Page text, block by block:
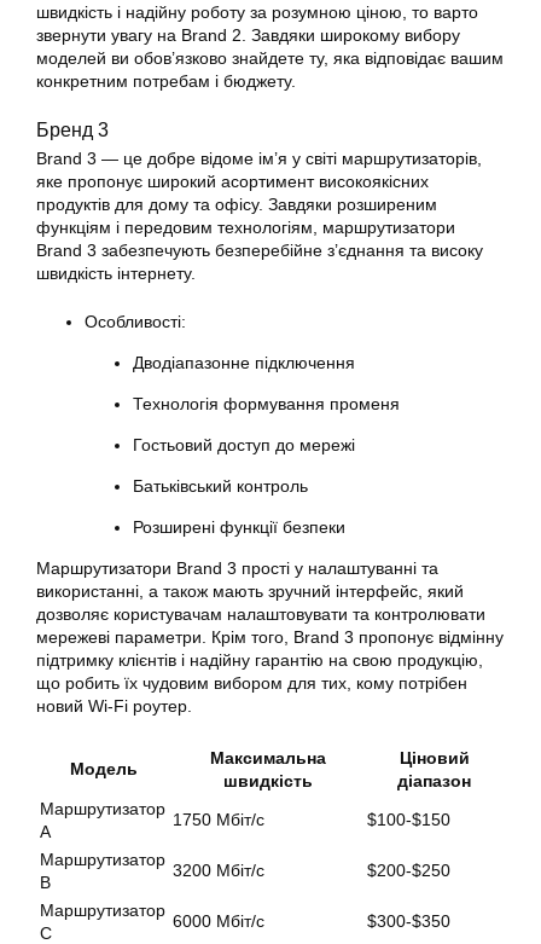
швидкість і надійну роботу за розумною ціною, то варто
звернути увагу на Brand 2. Завдяки широкому вибору
моделей ви обов’язково знайдете ту, яка відповідає вашим
конкретним потребам і бюджету.
Бренд 3
Brand 3 — це добре відоме ім’я у світі маршрутизаторів,
яке пропонує широкий асортимент високоякісних
продуктів для дому та офісу. Завдяки розширеним
функціям і передовим технологіям, маршрутизатори
Brand 3 забезпечують безперебійне з’єднання та високу
швидкість інтернету.
Особливості:
Дводіапазонне підключення
Технологія формування променя
Гостьовий доступ до мережі
Батьківський контроль
Розширені функції безпеки
Маршрутизатори Brand 3 прості у налаштуванні та
використанні, а також мають зручний інтерфейс, який
дозволяє користувачам налаштовувати та контролювати
мережеві параметри. Крім того, Brand 3 пропонує відмінну
підтримку клієнтів і надійну гарантію на свою продукцію,
що робить їх чудовим вибором для тих, кому потрібен
новий Wi-Fi роутер.
Модель
Максимальна
швидкість
Ціновий
діапазон
Маршрутизатор
A
1750 Мбіт/с $100-$150
Маршрутизатор
B
3200 Мбіт/с $200-$250
Маршрутизатор
C
6000 Мбіт/с $300-$350